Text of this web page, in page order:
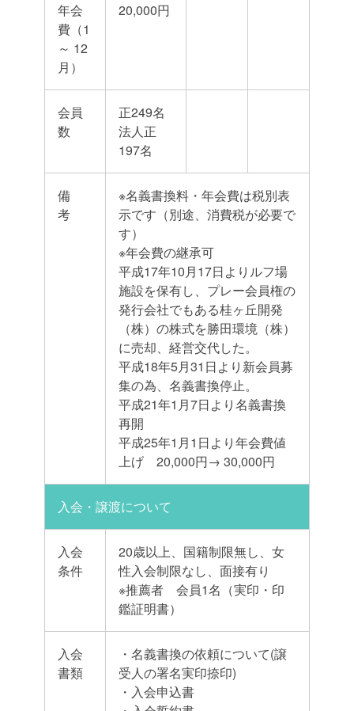
年会
費（1
～ 12
月）
20,000円
会員
数
正249名
法人正
197名
備
考
※名義書換料・年会費は税別表
示です（別途、消費税が必要で
す）
※年会費の継承可
平成17年10月17日よりルフ場
施設を保有し、プレー会員権の
発行会社でもある桂ヶ丘開発
（株）の株式を勝田環境（株）
に売却、経営交代した。
平成18年5月31日より新会員募
集の為、名義書換停止。
平成21年1月7日より名義書換
再開
平成25年1月1日より年会費値
上げ 20,000円→ 30,000円
入会・譲渡について
入会
条件
20歳以上、国籍制限無し、女
性入会制限なし、面接有り
※推薦者 会員1名（実印・印
鑑証明書）
入会
書類
・名義書換の依頼について(譲
受人の署名実印捺印)
・入会申込書